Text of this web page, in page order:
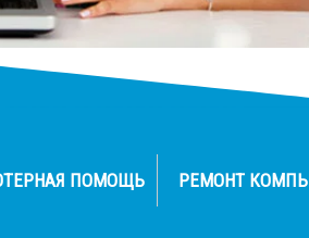
ПОМОЩЬ РЕМОНТ